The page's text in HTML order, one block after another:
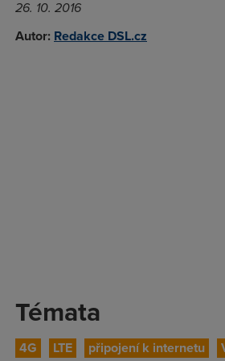
26. 10. 2016
Autor: Redakce DSL.cz
Témata
4G LTE připojení k internetu